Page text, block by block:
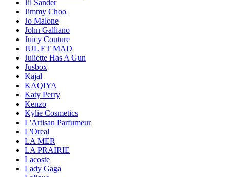
Jil Sander
Jimmy Choo
Jo Malone
John Galliano
Juicy Couture
JUL ET MAD
Juliette Has A Gun
Jusbox
Kajal
KAQIYA
Katy Perry
Kenzo
Kylie Cosmetics
L'Artisan Parfumeur
L'Oreal
LA MER
LA PRAIRIE
Lacoste
Lady Gaga